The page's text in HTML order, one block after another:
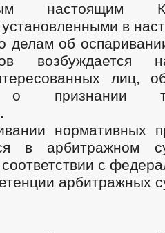
настоящим
в
делам об
возбуждается
лиц,
о признании
нормативных
в арбитражном
с
арбитражных